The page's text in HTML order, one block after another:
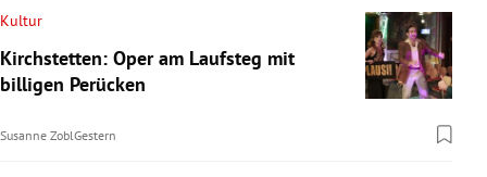
Kultur
Kirchstetten: Oper am Laufsteg mit
billigen Perücken
Susanne ZoblGestern